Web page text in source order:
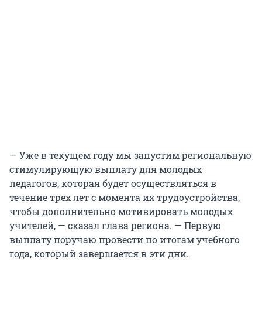
— Уже в текущем году мы запустим региональную
стимулирующую выплату для молодых
педагогов, которая будет осуществляться в
течение трех лет с момента их трудоустройства,
чтобы дополнительно мотивировать молодых
учителей, — сказал глава региона. — Первую
выплату поручаю провести по итогам учебного
года, который завершается в эти дни.